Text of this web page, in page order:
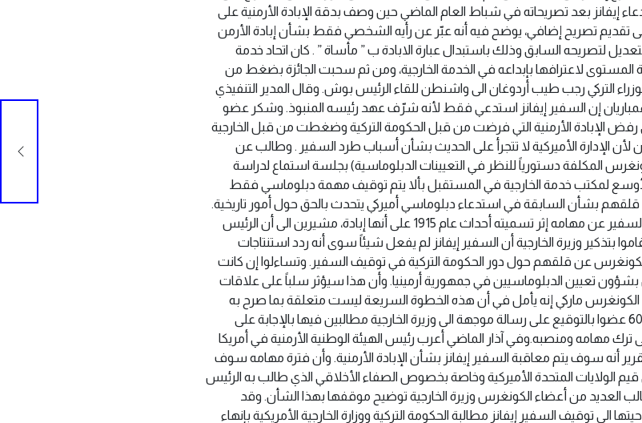
إيفانز بعد تصريحاته في شباط العام الماضي حين وصف بدقة الإبادة الأرمنية على
على تقديم تصريح إضافي، يوضح فيه أنه عبّر عن رأيه الشخصي فقط بشأن إبادة الأرمن
لتصريحه السابق وذلك باستبدال عبارة الابادة ب ” مأساة ” . كان اتحاد خدمة
المستوى لاعترافها بإبداعه في الخدمة الخارجية، ومن ثم سحبت الجائزة بضغط من
التركي رجب طيب أردوغان الى واشنطن للقاء الرئيس بوش. وقال المدير التنفيذي
همباريان إن السفير إيفانز استدعي فقط لأنه شرّف عهد رئيسه المنبوذ. وشكر عضو
الإبادة الأرمنية التي فرضت من قبل الحكومة التركية وضغطت من قبل الخارجية
لأن الإدارة الأميركية لا تتجرأ على الحديث بشأن أسباب طرد السفير . وطالب عن
المكلفة دستورياً للنظر في التعيينات الدبلوماسية) بجلسة استماع لدراسة
الأوسع لمكتب خدمة الخارجية في المستقبل بألا يتم توقيف مهمة دبلوماسي فقط
عن الحقيقة. وقد أعرب الأعضاء 60 عن قلقهم بشأن السابقة في استدعاء دبلوماسي أميركي يتحدث بالحق حول أمور تاريخية.
وكتبوا في العريضة أنهم لن يسمحوا بتوقيف السفير عن مهامه إثر تسميته أحداث عام 1915 على أنها إبادة، مشيرين الى أن الرئيس
بتذكير وزيرة الخارجية أن السفير إيفانز لم يفعل شيئاً سوى أنه ردد استنتاجات
عن قلقهم حول دور الحكومة التركية في توقيف السفير. وتساءلوا إن كانت
بشؤون تعيين الدبلوماسيين في جمهورية أرمينيا. وأن هذا سيؤثر سلباً على علاقات
الكونغرس ماركي إنه يأمل في أن هذه الخطوة السريعة ليست متعلقة بما صرح به
السفير حول الإبادة الأرمنية. وقد قام أكثر من 60 عضوا بالتوقيع على رسالة موجهة الى وزيرة الخارجية مطالبين فيها بالإجابة على
ترك مهامه ومنصبه.وفي آذار الماضي أعرب رئيس الهيئة الوطنية الأرمنية في أمريكا
أنه سوف يتم معاقبة السفير إيفانز بشأن الإبادة الأرمنية. وأن فترة مهامه سوف
الولايات المتحدة الأميركية وخاصة بخصوص الصفاء الأخلاقي الذي طالب به الرئيس
العديد من أعضاء الكونغرس وزيرة الخارجية توضيح موقفها بهذا الشأن. وقد
توقيف السفير إيفانز مطالبة الحكومة التركية ووزارة الخارجية الأمريكية بإنهاء